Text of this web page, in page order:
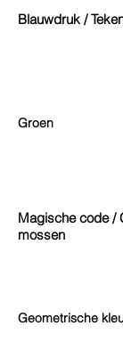
Blauwdruk /
Groen
Magische code /
mossen
Geometrische